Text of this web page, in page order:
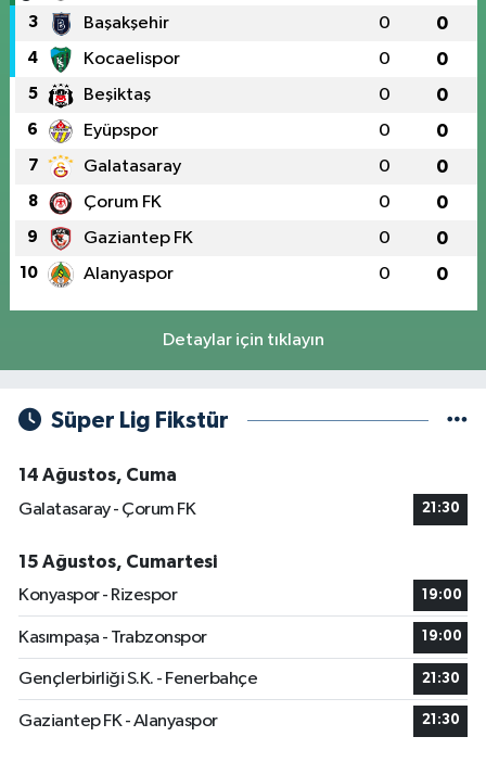
3 Başakşehir 0 0
4 Kocaelispor 0 0
5 Beşiktaş 0 0
6 Eyüpspor 0 0
7 Galatasaray 0 0
8 Çorum FK 0 0
9 Gaziantep FK 0 0
10 Alanyaspor 0 0
Detaylar için tıklayın
Süper Lig Fikstür
14 Ağustos, Cuma
Galatasaray - Çorum FK
21:30
15 Ağustos, Cumartesi
Konyaspor - Rizespor
19:00
Kasımpaşa - Trabzonspor 19:00
Gençlerbirliği S.K. - Fenerbahçe 21:30
Gaziantep FK - Alanyaspor 21:30